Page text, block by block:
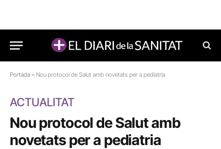
Portada » Nou protocol de Salut amb novetats per a pediatria
ACTUALITAT
Nou protocol de Salut amb
novetats per a pediatria